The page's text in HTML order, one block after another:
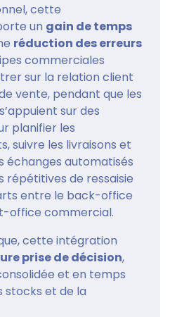
cette
un gain de temps
réduction des erreurs
commerciales
sur la relation client
vente, pendant que les
sur des
planifier les
suivre les livraisons et
échanges automatisés
répétitives de ressaisie
entre le back-office
office commercial.
cette intégration
prise de décision,
et en temps
stocks et de la